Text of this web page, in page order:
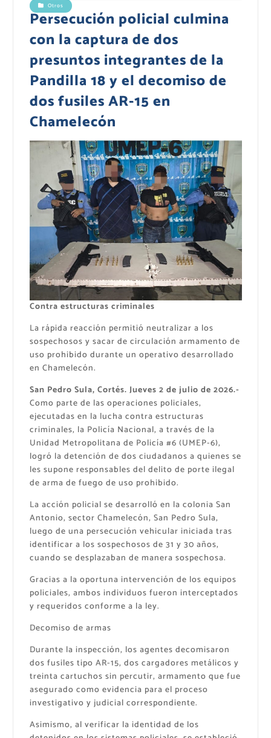
Otros
Persecución policial culmina
con la captura de dos
presuntos integrantes de la
Pandilla 18 y el decomiso de
dos fusiles AR-15 en
Chamelecón
Contra estructuras criminales
La rápida reacción permitió neutralizar a los
sospechosos y sacar de circulación armamento de
uso prohibido durante un operativo desarrollado
en Chamelecón.
San Pedro Sula, Cortés. Jueves 2 de julio de 2026.-
Como parte de las operaciones policiales,
ejecutadas en la lucha contra estructuras
criminales, la Policía Nacional, a través de la
Unidad Metropolitana de Policía #6 (UMEP-6),
logró la detención de dos ciudadanos a quienes se
les supone responsables del delito de porte ilegal
de arma de fuego de uso prohibido.
La acción policial se desarrolló en la colonia San
Antonio, sector Chamelecón, San Pedro Sula,
luego de una persecución vehicular iniciada tras
identificar a los sospechosos de 31 y 30 años,
cuando se desplazaban de manera sospechosa.
Gracias a la oportuna intervención de los equipos
policiales, ambos individuos fueron interceptados
y requeridos conforme a la ley.
Decomiso de armas
Durante la inspección, los agentes decomisaron
dos fusiles tipo AR-15, dos cargadores metálicos y
treinta cartuchos sin percutir, armamento que fue
asegurado como evidencia para el proceso
investigativo y judicial correspondiente.
Asimismo, al verificar la identidad de los